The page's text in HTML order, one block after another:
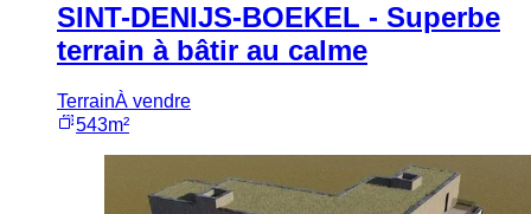
SINT-DENIJS-BOEKEL - Superbe
terrain à bâtir au calme
TerrainÀ vendre
543m²